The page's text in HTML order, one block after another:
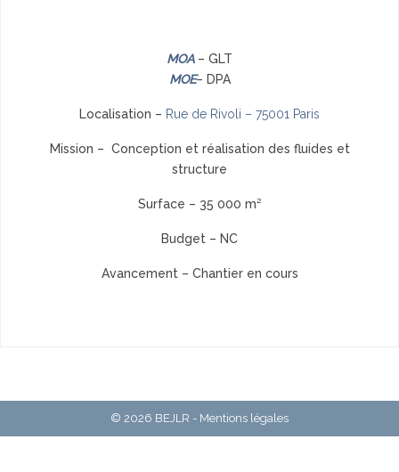
MOA– GLT
MOE– DPA
Localisation – Rue de Rivoli – 75001 Paris
Mission – Conception et réalisation des fluides et
structure
Surface – 35 000 m²
Budget – NC
Avancement – Chantier en cours
© 2026 BEJLR - Mentions légales